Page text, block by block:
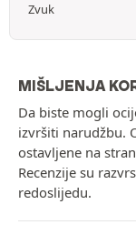
Zvuk
MIŠLJENJA
Da biste mogli
izvršiti narudžbu.
ostavljene na
Recenzije su
redoslijedu.